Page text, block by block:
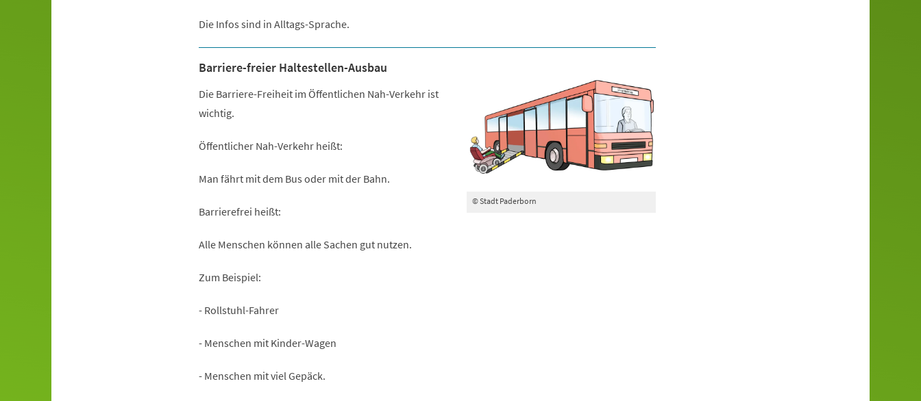
Die Infos sind in Alltags-Sprache.
© Stadt Paderborn
Barriere-freier Haltestellen-Ausbau
Die Barriere-Freiheit im Öffentlichen Nah-Verkehr ist
wichtig.
Öffentlicher Nah-Verkehr heißt:
Man fährt mit dem Bus oder mit der Bahn.
Barrierefrei heißt:
Alle Menschen können alle Sachen gut nutzen.
Zum Beispiel:
- Rollstuhl-Fahrer
- Menschen mit Kinder-Wagen
- Menschen mit viel Gepäck.